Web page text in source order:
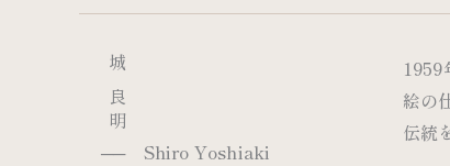
城 良明
── Shiro Yoshiaki
1959
絵の
伝統